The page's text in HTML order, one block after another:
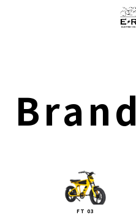
Brand
FT 03